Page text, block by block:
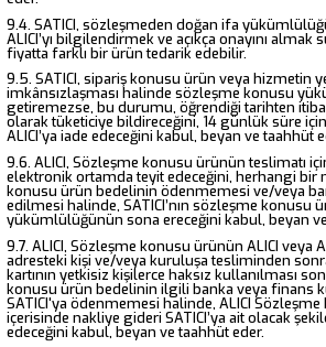
9.4. SATICI, sözleşmeden doğan ifa
ALICI’yı bilgilendirmek ve açıkça onayını almak
fiyatta farklı bir ürün tedarik edebilir.
9.5. SATICI, sipariş konusu ürün veya hizmetin
imkânsızlaşması halinde sözleşme konusu
getiremezse, bu durumu, öğrendiği tarihten
olarak tüketiciye bildireceğini, 14 günlük süre
ALICI’ya iade edeceğini kabul, beyan ve taahhüt
9.6. ALICI, Sözleşme konusu ürünün teslimatı
elektronik ortamda teyit edeceğini, herhangi bir
konusu ürün bedelinin ödenmemesi ve/veya
edilmesi halinde, SATICI’nın sözleşme konusu
yükümlülüğünün sona ereceğini kabul, beyan
9.7. ALICI, Sözleşme konusu ürünün ALICI veya
adresteki kişi ve/veya kuruluşa tesliminden
kartının yetkisiz kişilerce haksız kullanılması
konusu ürün bedelinin ilgili banka veya finans
SATICI'ya ödenmemesi halinde, ALICI
içerisinde nakliye gideri SATICI’ya ait olacak
edeceğini kabul, beyan ve taahhüt eder.